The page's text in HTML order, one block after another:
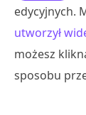
edycyjnych.
utworzył
możesz
sposobu